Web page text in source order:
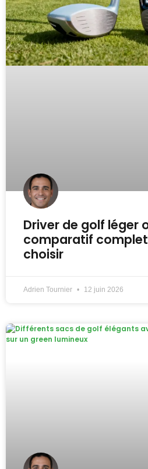
Driver de golf léger
comparatif
choisir
Adrien Tournier 12 juin 2026